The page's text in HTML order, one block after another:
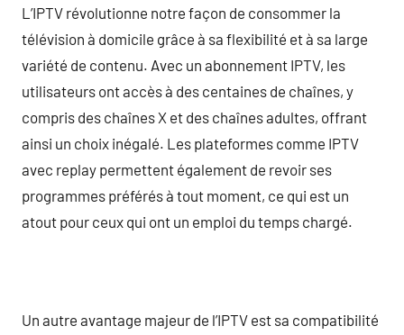
L’IPTV révolutionne notre façon de consommer la
télévision à domicile grâce à sa flexibilité et à sa large
variété de contenu. Avec un abonnement IPTV, les
utilisateurs ont accès à des centaines de chaînes, y
compris des chaînes X et des chaînes adultes, offrant
ainsi un choix inégalé. Les plateformes comme IPTV
avec replay permettent également de revoir ses
programmes préférés à tout moment, ce qui est un
atout pour ceux qui ont un emploi du temps chargé.
Un autre avantage majeur de l’IPTV est sa compatibilité